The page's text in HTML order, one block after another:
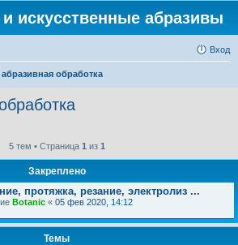
искусственные абразивы
Вход
обработка
5 тем • Страница 1 из 1
Закреплено
протяжка, резание, электролиз ...
Botanic « 05 фев 2020, 14:12
Темы